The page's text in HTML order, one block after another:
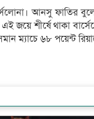
আনসু ফাতির
শীর্ষে থাকা
ম্যাচে ৬৮ পয়েন্ট